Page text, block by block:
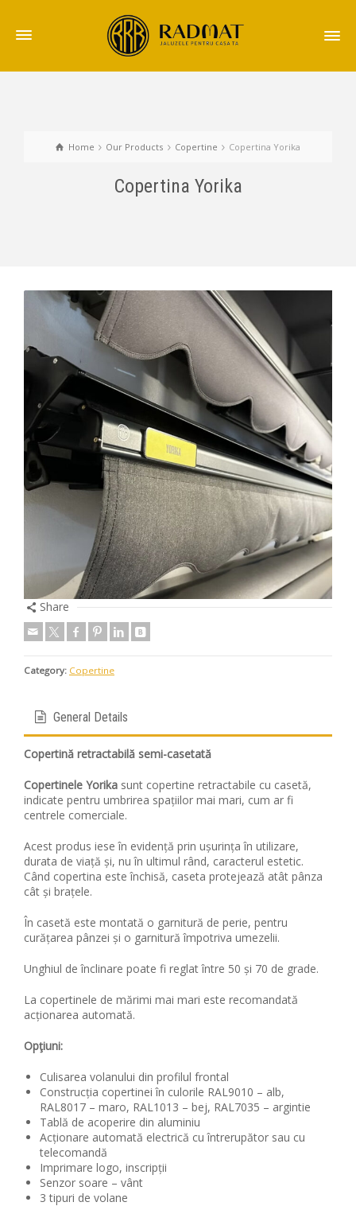
Home Our Products Copertine Copertina Yorika
Copertina Yorika
Share
Category: Copertine
General Details
Copertină retractabilă semi-casetată
Copertinele Yorika sunt copertine retractabile cu casetă,
indicate pentru umbrirea spațiilor mai mari, cum ar fi
centrele comerciale.
Acest produs iese în evidență prin ușurința în utilizare,
durata de viață și, nu în ultimul rând, caracterul estetic.
Când copertina este închisă, caseta protejează atât pânza
cât și brațele.
În casetă este montată o garnitură de perie, pentru
curățarea pânzei și o garnitură împotriva umezelii.
Unghiul de înclinare poate fi reglat între 50 și 70 de grade.
La copertinele de mărimi mai mari este recomandată
acționarea automată.
Opţiuni:
Culisarea volanului din profilul frontal
Construcția copertinei în culorile RAL9010 – alb,
RAL8017 – maro, RAL1013 – bej, RAL7035 – argintie
Tablă de acoperire din aluminiu
Acționare automată electrică cu întrerupător sau cu
telecomandă
Imprimare logo, inscripții
Senzor soare – vânt
3 tipuri de volane